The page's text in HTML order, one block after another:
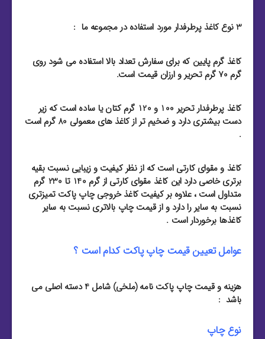
3 نوع کاغذ پرطرفدار مورد استفاده در مجموعه ما :
کاغذ گرم پایین که برای سفارش تعداد بالا استفاده می شود روی
گرم 70 گرم تحریر و ارزان قیمت است.
کاغذ پرطرفدار تحریر 100 و 120 گرم کتان یا ساده است که زیر
دست بیشتری دارد و ضخیم تر از کاغذ های معمولی 80 گرم است
.
کاغذ و مقوای کارتی است که از نظر کیفیت و زیبایی نسبت بقیه
برتری خاصی دارد این کاغذ مقوای کارتی از گرم 140 تا 230 گرم
متداول است ، علاوه بر کیفیت کاغذ خروجی چاپ پاکت تمیزتری
نسبت به سایر را دارد و از قیمت چاپ بالاتری نسبت به سایر
کاغذها برخوردار است .
عوامل تعیین قیمت چاپ پاکت کدام است ؟
هزینه و قیمت چاپ پاکت نامه (ملخی) شامل 4 دسته اصلی می
باشد :
نوع چاپ